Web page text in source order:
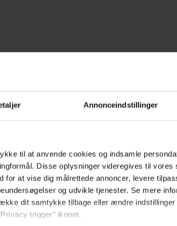
Annonceindstillinger
til at anvende cookies og indsamle
Disse oplysninger videregives til vores
for at vise dig målrettede annoncer, levere
og udvikle tjenester. Se mere
dit samtykke tilbage eller ændre indstillinger
trigger" ikonet.
'Enzo',
Brink)
"Et glimrende lille
fordel kan se med sin
dreng
film, hvor
Soundvenue
"Undersøger klasse,
eftertænksom
starthullerne og lader